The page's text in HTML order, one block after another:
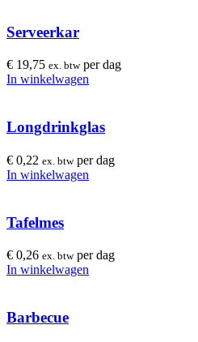
Serveerkar
€ 19,75 ex. btwper dag
In winkelwagen
Longdrinkglas
€ 0,22 ex. btwper dag
In winkelwagen
Tafelmes
€ 0,26 ex. btwper dag
In winkelwagen
Barbecue